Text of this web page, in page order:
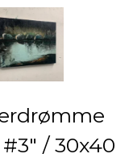
/ 30x40